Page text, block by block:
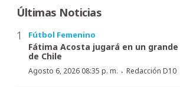
Últimas Noticias
Fútbol Femenino
Fátima Acosta jugará en un grande
de Chile
Agosto 6, 2026 08:35 p. m. · Redacción D10